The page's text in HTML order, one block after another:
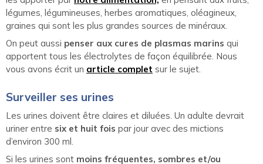
légumes, légumineuses, herbes aromatiques, oléagineux,
graines qui sont les plus grandes sources de minéraux.
On peut aussi penser aux cures de plasmas marins qui
apportent tous les électrolytes de façon équilibrée. Nous
vous avons écrit un article complet sur le sujet.
Surveiller ses urines
Les urines doivent être claires et diluées. Un adulte devrait
uriner entre six et huit fois par jour avec des mictions
d’environ 300 ml.
Si les urines sont moins fréquentes, sombres et/ou